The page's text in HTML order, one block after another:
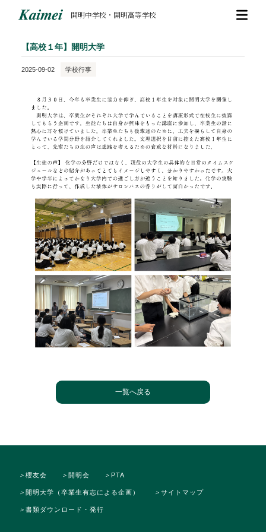
開明中学校・開明高等学校
【高校１年】開明大学
2025-09-02 学校行事
一覧へ戻る
＞櫻友会 ＞開明会 ＞PTA
＞開明大学（卒業生有志による企画） ＞サイトマップ
＞書類ダウンロード・発行